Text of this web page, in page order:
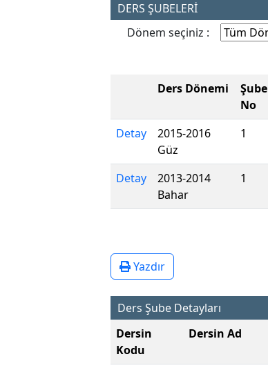
DERS ŞUBELERİ
Dönem seçiniz :
Ders Dönemi
Şube
No
Detay
2015-2016
Güz
1
Detay
2013-2014
Bahar
1
Yazdır
Ders Şube Detayları
Dersin
Kodu
Dersin Ad